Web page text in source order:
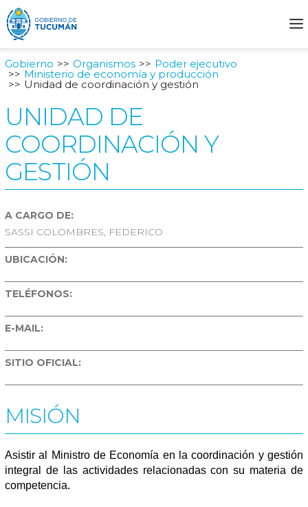
Gobierno Organismos Poder ejecutivo
Ministerio de economía y producción
Unidad de coordinación y gestión
UNIDAD DE
COORDINACIÓN Y
GESTIÓN
A CARGO DE:
SASSI COLOMBRES, FEDERICO
UBICACIÓN:
TELÉFONOS:
E-MAIL:
SITIO OFICIAL:
MISIÓN
Asistir al Ministro de Economía en la coordinación y gestión
integral de las actividades relacionadas con su materia de
competencia.